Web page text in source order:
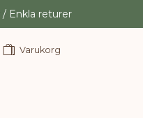
/ Enkla returer
Varukorg